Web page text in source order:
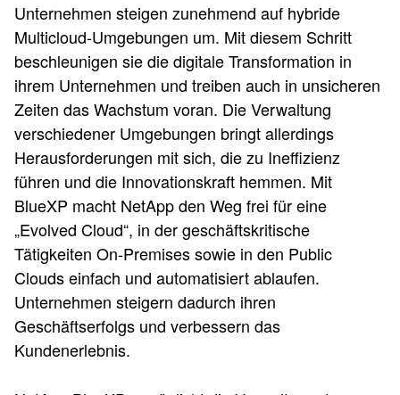
Unternehmen steigen zunehmend auf hybride
Multicloud-Umgebungen um. Mit diesem Schritt
beschleunigen sie die digitale Transformation in
ihrem Unternehmen und treiben auch in unsicheren
Zeiten das Wachstum voran. Die Verwaltung
verschiedener Umgebungen bringt allerdings
Herausforderungen mit sich, die zu Ineffizienz
führen und die Innovationskraft hemmen. Mit
BlueXP macht NetApp den Weg frei für eine
„Evolved Cloud“, in der geschäftskritische
Tätigkeiten On-Premises sowie in den Public
Clouds einfach und automatisiert ablaufen.
Unternehmen steigern dadurch ihren
Geschäftserfolgs und verbessern das
Kundenerlebnis.